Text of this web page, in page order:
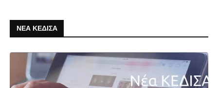
ΝΕΑ ΚΕΔΙΣΑ